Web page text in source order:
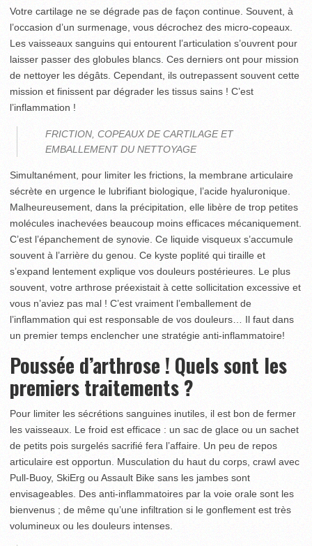
Votre cartilage ne se dégrade pas de façon continue. Souvent, à
l’occasion d’un surmenage, vous décrochez des micro-copeaux.
Les vaisseaux sanguins qui entourent l’articulation s’ouvrent pour
laisser passer des globules blancs. Ces derniers ont pour mission
de nettoyer les dégâts. Cependant, ils outrepassent souvent cette
mission et finissent par dégrader les tissus sains ! C’est
l’inflammation !
FRICTION, COPEAUX DE CARTILAGE ET
EMBALLEMENT DU NETTOYAGE
Simultanément, pour limiter les frictions, la membrane articulaire
sécrète en urgence le lubrifiant biologique, l’acide hyaluronique.
Malheureusement, dans la précipitation, elle libère de trop petites
molécules inachevées beaucoup moins efficaces mécaniquement.
C’est l’épanchement de synovie. Ce liquide visqueux s’accumule
souvent à l’arrière du genou. Ce kyste poplité qui tiraille et
s’expand lentement explique vos douleurs postérieures. Le plus
souvent, votre arthrose préexistait à cette sollicitation excessive et
vous n’aviez pas mal ! C’est vraiment l’emballement de
l’inflammation qui est responsable de vos douleurs… Il faut dans
un premier temps enclencher une stratégie anti-inflammatoire!
Poussée d’arthrose ! Quels sont les
premiers traitements ?
Pour limiter les sécrétions sanguines inutiles, il est bon de fermer
les vaisseaux. Le froid est efficace : un sac de glace ou un sachet
de petits pois surgelés sacrifié fera l’affaire. Un peu de repos
articulaire est opportun. Musculation du haut du corps, crawl avec
Pull-Buoy, SkiErg ou Assault Bike sans les jambes sont
envisageables. Des anti-inflammatoires par la voie orale sont les
bienvenus ; de même qu’une infiltration si le gonflement est très
volumineux ou les douleurs intenses.